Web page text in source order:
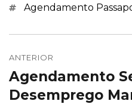
Marcações
Agendamento
de
Post
ANTERIOR
Post
anterior:
Agendamento
Desemprego